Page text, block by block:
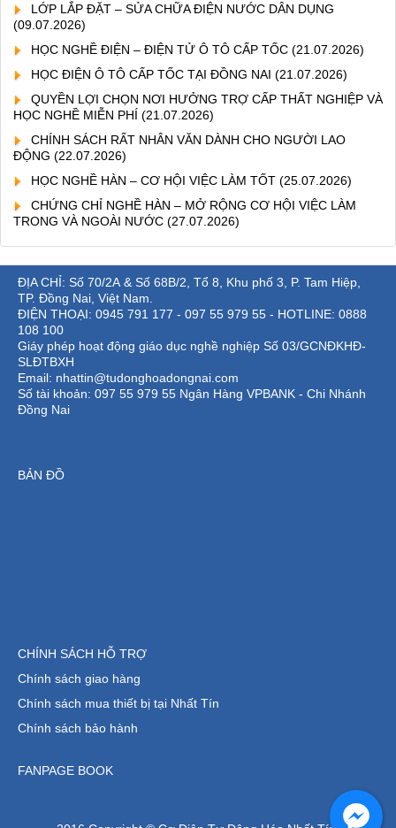
LỚP LẮP ĐẶT – SỬA CHỮA ĐIỆN NƯỚC DÂN DỤNG
(09.07.2026)
HỌC NGHỀ ĐIỆN – ĐIỆN TỬ Ô TÔ CẤP TỐC (21.07.2026)
HỌC ĐIỆN Ô TÔ CẤP TỐC TẠI ĐỒNG NAI (21.07.2026)
QUYỀN LỢI CHỌN NƠI HƯỞNG TRỢ CẤP THẤT NGHIỆP VÀ
HỌC NGHỀ MIỄN PHÍ (21.07.2026)
CHÍNH SÁCH RẤT NHÂN VĂN DÀNH CHO NGƯỜI LAO
ĐỘNG (22.07.2026)
HỌC NGHỀ HÀN – CƠ HỘI VIỆC LÀM TỐT (25.07.2026)
CHỨNG CHỈ NGHỀ HÀN – MỞ RỘNG CƠ HỘI VIỆC LÀM
TRONG VÀ NGOÀI NƯỚC (27.07.2026)
ĐỊA CHỈ: Số 70/2A & Số 68B/2, Tổ 8, Khu phố 3, P. Tam Hiệp,
TP. Đồng Nai, Việt Nam.
ĐIỆN THOẠI: 0945 791 177 - 097 55 979 55 - HOTLINE: 0888
108 100
Giáy phép hoạt động giáo dục nghề nghiệp Số 03/GCNĐKHĐ-
SLĐTBXH
Email: nhattin@tudonghoadongnai.com
Số tài khoản: 097 55 979 55 Ngân Hàng VPBANK - Chi Nhánh
Đồng Nai
BẢN ĐỒ
CHÍNH SÁCH HỖ TRỢ
Chính sách giao hàng
Chính sách mua thiết bị tại Nhất Tín
Chính sách bảo hành
FANPAGE BOOK